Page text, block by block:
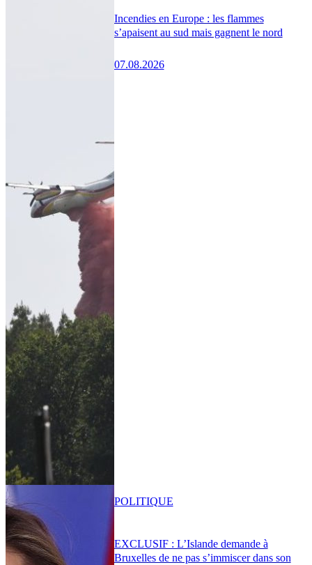
Incendies en Europe : les flammes
s’apaisent au sud mais gagnent le nord
07.08.2026
EXCLUSIF : L’Islande demande à
Bruxelles de ne pas s’immiscer dans son
POLITIQUE